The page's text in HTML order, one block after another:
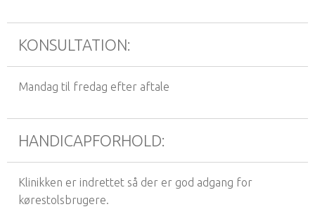
KONSULTATION:
Mandag til fredag efter aftale
HANDICAPFORHOLD:
Klinikken er indrettet så der er god adgang for
kørestolsbrugere.